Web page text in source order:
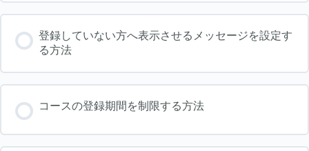
ス
ペ
ジ
の
作
法
登録していない方へ表示させるメッセージを設定す
る方法
コースの登録期間を制限する方法